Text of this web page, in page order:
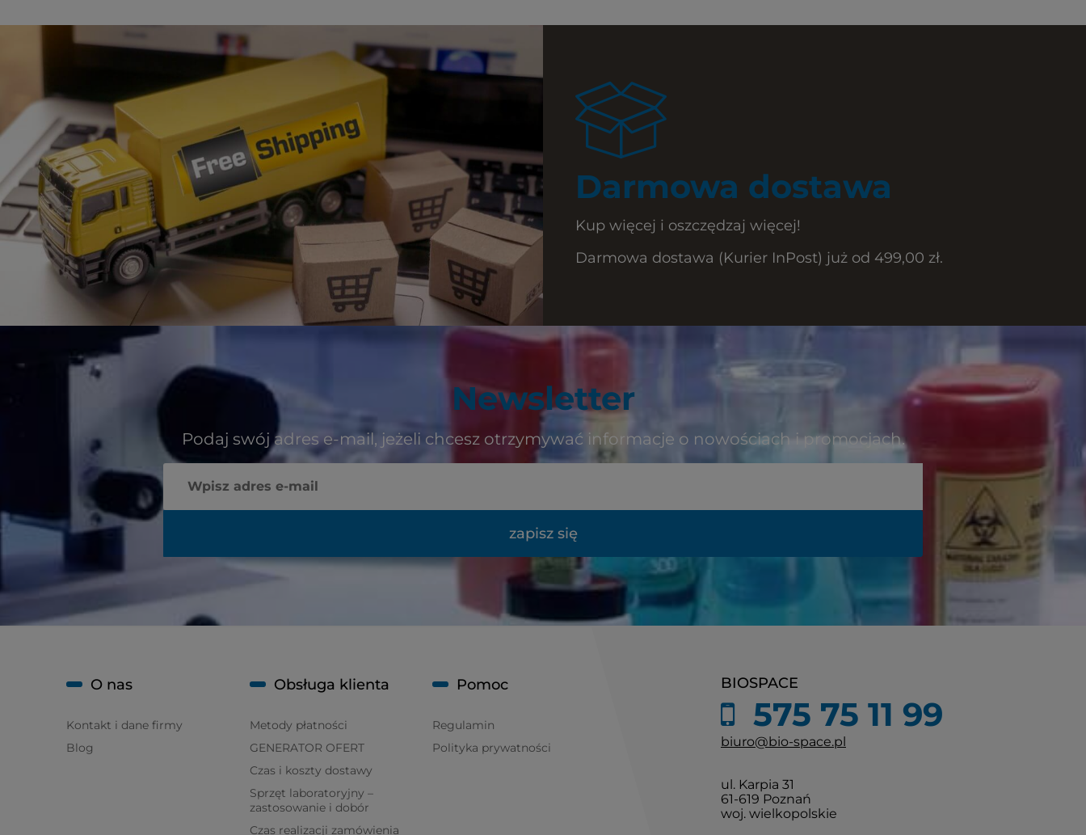
Darmowa dostawa
Kup więcej i oszczędzaj więcej!
Darmowa dostawa (Kurier InPost) już od 499,00 zł.
Newsletter
Podaj swój adres e-mail, jeżeli chcesz otrzymywać informacje o nowościach i promocjach.
zapisz się
BIOSPACE
575 75 11 99
biuro@bio-space.pl
ul. Karpia 31
61-619 Poznań
woj. wielkopolskie
O nas
Kontakt i dane firmy
Blog
Obsługa klienta
Metody płatności
GENERATOR OFERT
Czas i koszty dostawy
Sprzęt laboratoryjny –
zastosowanie i dobór
Czas realizacji zamówienia
Pomoc
Regulamin
Polityka prywatności